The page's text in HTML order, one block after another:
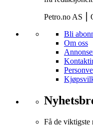
Petro.no AS ⎮
Bli
Om oss
Få de viktigste